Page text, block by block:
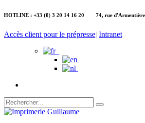
HOTLINE : +33 (0) 3 20 14 16 20 74, rue d'Armentières
Accès client pour le prépresse| Intranet